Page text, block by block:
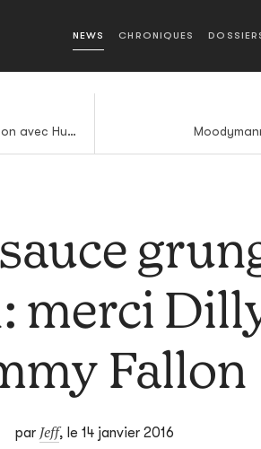
NEWS CHRONIQUES
Le nouveau single de Tiga est une collaboration avec HudMo
merci
Fallon
par Jeff, le 14 janvier 2016